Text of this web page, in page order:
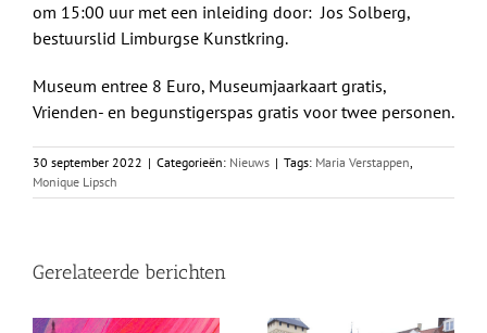
om 15:00 uur met een inleiding door: Jos Solberg,
bestuurslid Limburgse Kunstkring.
Museum entree 8 Euro, Museumjaarkaart gratis,
Vrienden- en begunstigerspas gratis voor twee personen.
30 september 2022 | Categorieën: Nieuws | Tags: Maria Verstappen,
Monique Lipsch
Gerelateerde berichten